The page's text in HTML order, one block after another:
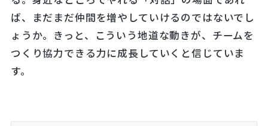
ば、まだまだ仲間を増やしていけるのではないでし
ょうか。きっと、こういう地道な動きが、チームを
つくり協力できる力に成長していくと信じていま
す。